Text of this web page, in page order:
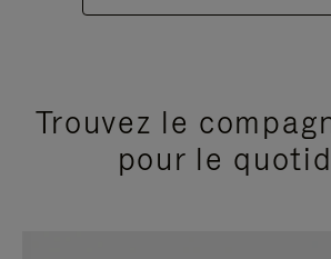
Trouvez le
pour le